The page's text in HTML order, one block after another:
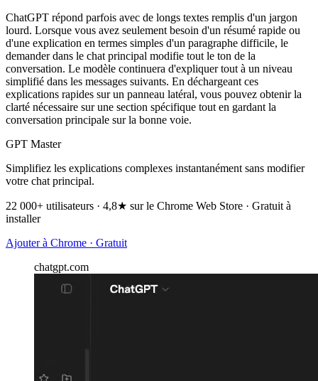
ChatGPT répond parfois avec de longs textes remplis d'un jargon
lourd. Lorsque vous avez seulement besoin d'un résumé rapide ou
d'une explication en termes simples d'un paragraphe difficile, le
demander dans le chat principal modifie tout le ton de la
conversation. Le modèle continuera d'expliquer tout à un niveau
simplifié dans les messages suivants. En déchargeant ces
explications rapides sur un panneau latéral, vous pouvez obtenir la
clarté nécessaire sur une section spécifique tout en gardant la
conversation principale sur la bonne voie.
GPT Master
Simplifiez les explications complexes instantanément sans modifier
votre chat principal.
22 000+ utilisateurs · 4,8★ sur le Chrome Web Store · Gratuit à
installer
Ajouter à Chrome · Gratuit
chatgpt.com